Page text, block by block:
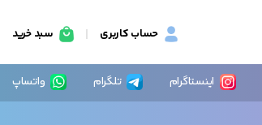
حساب کاربری سبد خرید
اینستاگرام تلگرام واتساپ